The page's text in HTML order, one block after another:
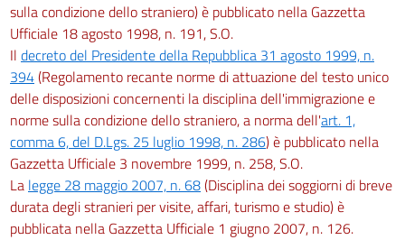
sulla condizione dello straniero) è pubblicato nella Gazzetta
Ufficiale 18 agosto 1998, n. 191, S.O.
Il decreto del Presidente della Repubblica 31 agosto 1999, n.
394(Regolamento recante norme di attuazione del testo unico
delle disposizioni concernenti la disciplina dell'immigrazione e
norme sulla condizione dello straniero, a norma dell'art. 1,
comma 6, del D.Lgs. 25 luglio 1998, n. 286) è pubblicato nella
Gazzetta Ufficiale 3 novembre 1999, n. 258, S.O.
La legge 28 maggio 2007, n. 68(Disciplina dei soggiorni di breve
durata degli stranieri per visite, affari, turismo e studio) è
pubblicata nella Gazzetta Ufficiale 1 giugno 2007, n. 126.